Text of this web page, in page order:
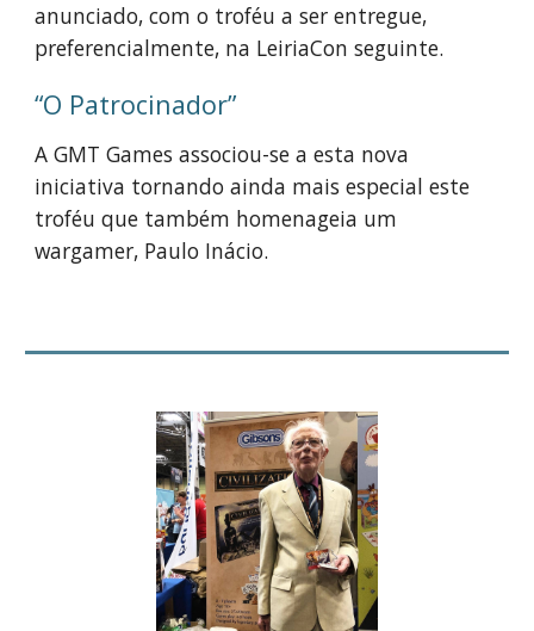
anunciado, com o troféu a ser entregue,
preferencialmente, na LeiriaCon seguinte.
“O Patrocinador”
A GMT Games associou-se a esta nova
iniciativa tornando ainda mais especial este
troféu que também homenageia um
wargamer, Paulo Inácio.